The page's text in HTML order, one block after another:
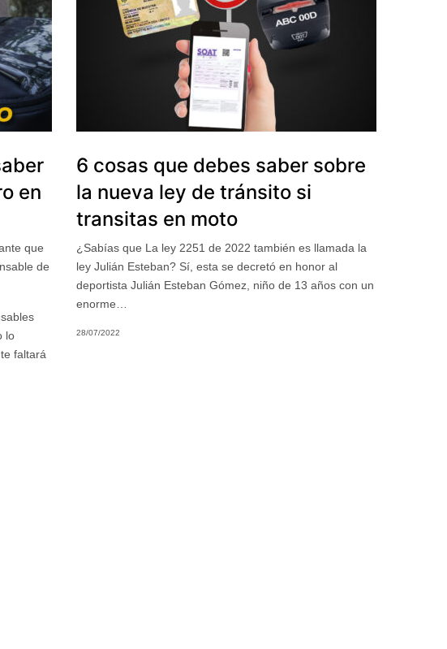
en
que
de
lo
faltará
6 cosas que debes saber sobre
la nueva ley de tránsito si
transitas en moto
¿Sabías que La ley 2251 de 2022 también es llamada la
ley Julián Esteban? Sí, esta se decretó en honor al
deportista Julián Esteban Gómez, niño de 13 años con un
enorme…
28/07/2022